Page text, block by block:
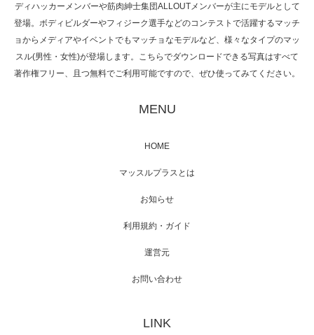
た（6/8放送）
映画「メカバース」舞台挨拶へマッスルプラ
【TV】NHK BS「COOL JAPAN 」にてマッス
ディハッカーメンバーや筋肉紳士集団ALLOUTメンバーが主にモデルとして
登場。ボディビルダーやフィジーク選手などのコンテストで活躍するマッチ
ョからメディアやイベントでもマッチョなモデルなど、様々なタイプのマッ
スル(男性・女性)が登場します。こちらでダウンロードできる写真はすべて
著作権フリー、且つ無料でご利用可能ですので、ぜひ使ってみてください。
MENU
HOME
マッスルプラスとは
お知らせ
利用規約・ガイド
運営元
お問い合わせ
LINK